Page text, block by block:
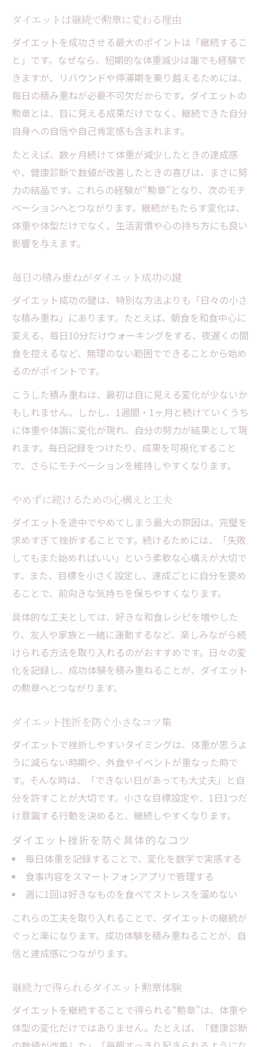
身近な目標設定がダイエット勲章に繋がる
日常で感じるダイエットの喜びを増やす方
法
成功体験を記録して自信を積み上げるコツ
続けるほど輝くダイエットの勲章体験
ダイエットの積み重ねが勲章となる理由
継続するごとに実感する体の変化とは
成功体験を積むことで得られる達成感
日々の努力が自信となるモチベーション法
勲章体験を共有してやる気を維持する方法
挫折しにくい方法でダイエット習慣を育む
ダイエットで挫折しない習慣作りのコツ
勲章に近づくための日常習慣とは
リバウンドを防ぐ生活改善の工夫
習慣化の壁を越えるモチベーション維持法
理想の体重を目指す女性が得る達成感
ダイエットで理想体重を目指す喜び
勲章を得るための目標設定と進め方
自分らしく痩せるダイエットの考え方
成功体験が女性の自信に変わる理由
モチベーション維持に役立つ成功体験集
モチベーションUPにつながる成功の共有
勲章を意識した成功体験の積み重ね方
小さな達成感を日常に取り入れるアイデア
ダイエット継続を助けるエピソード紹介
ダイエットは継続で勲章に変わる理由
ダイエットを成功させる最大のポイントは「継続するこ
と」です。なぜなら、短期的な体重減少は誰でも経験で
きますが、リバウンドや停滞期を乗り越えるためには、
毎日の積み重ねが必要不可欠だからです。ダイエットの
勲章とは、目に見える成果だけでなく、継続できた自分
自身への自信や自己肯定感も含まれます。
たとえば、数ヶ月続けて体重が減少したときの達成感
や、健康診断で数値が改善したときの喜びは、まさに努
力の結晶です。これらの経験が“勲章”となり、次のモチ
ベーションへとつながります。継続がもたらす変化は、
体重や体型だけでなく、生活習慣や心の持ち方にも良い
影響を与えます。
毎日の積み重ねがダイエット成功の鍵
ダイエット成功の鍵は、特別な方法よりも「日々の小さ
な積み重ね」にあります。たとえば、朝食を和食中心に
変える、毎日10分だけウォーキングをする、夜遅くの間
食を控えるなど、無理のない範囲でできることから始め
るのがポイントです。
こうした積み重ねは、最初は目に見える変化が少ないか
もしれません。しかし、1週間・1ヶ月と続けていくうち
に体重や体調に変化が現れ、自分の努力が結果として現
れます。毎日記録をつけたり、成果を可視化すること
で、さらにモチベーションを維持しやすくなります。
やめずに続けるための心構えと工夫
ダイエットを途中でやめてしまう最大の原因は、完璧を
求めすぎて挫折することです。続けるためには、「失敗
してもまた始めればいい」という柔軟な心構えが大切で
す。また、目標を小さく設定し、達成ごとに自分を褒め
ることで、前向きな気持ちを保ちやすくなります。
具体的な工夫としては、好きな和食レシピを増やした
り、友人や家族と一緒に運動するなど、楽しみながら続
けられる方法を取り入れるのがおすすめです。日々の変
化を記録し、成功体験を積み重ねることが、ダイエット
の勲章へとつながります。
ダイエット挫折を防ぐ小さなコツ集
ダイエットで挫折しやすいタイミングは、体重が思うよ
うに減らない時期や、外食やイベントが重なった時で
す。そんな時は、「できない日があっても大丈夫」と自
分を許すことが大切です。小さな目標設定や、1日1つだ
け意識する行動を決めると、継続しやすくなります。
ダイエット挫折を防ぐ具体的なコツ
毎日体重を記録することで、変化を数字で実感する
食事内容をスマートフォンアプリで管理する
週に1回は好きなものを食べてストレスを溜めない
これらの工夫を取り入れることで、ダイエットの継続が
ぐっと楽になります。成功体験を積み重ねることが、自
信と達成感につながります。
継続力で得られるダイエット勲章体験
ダイエットを継続することで得られる“勲章”は、体重や
体型の変化だけではありません。たとえば、「健康診断